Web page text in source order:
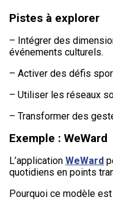
Pistes à explorer
– Intégrer des
événements culturels.
– Activer des défis
– Utiliser les réseaux
– Transformer des
Exemple : WeWard
L’application WeWard
quotidiens en points
Pourquoi ce modèle